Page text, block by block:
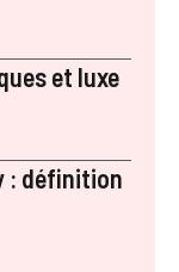
et luxe
: définition